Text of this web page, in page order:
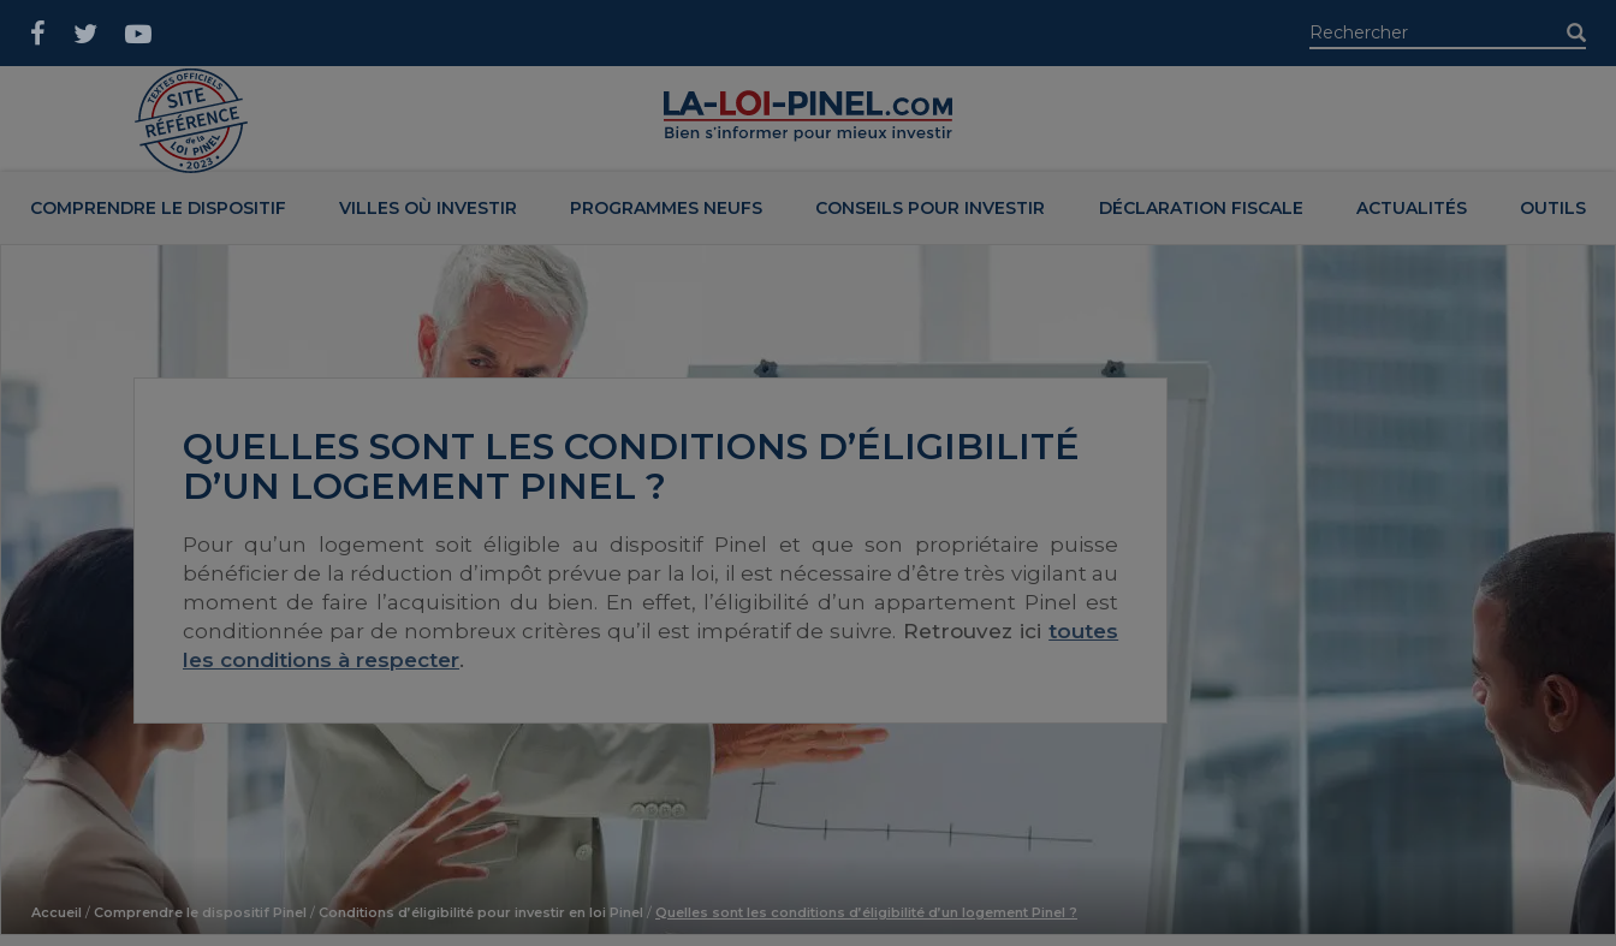
COMPRENDRE LE DISPOSITIF VILLES OÙ INVESTIR PROGRAMMES NEUFS CONSEILS POUR INVESTIR DÉCLARATION FISCALE ACTUALITÉS OUTILS
QUELLES SONT LES CONDITIONS D’ÉLIGIBILITÉ
D’UN LOGEMENT PINEL ?
Pour qu’un logement soit éligible au dispositif Pinel et que son propriétaire puisse
bénéficier de la réduction d’impôt prévue par la loi, il est nécessaire d’être très vigilant au
moment de faire l’acquisition du bien. En effet, l’éligibilité d’un appartement Pinel est
conditionnée par de nombreux critères qu’il est impératif de suivre. Retrouvez icitoutes
les conditions à respecter.
Accueil / Comprendre le dispositif Pinel / Conditions d’éligibilité pour investir en loi Pinel / Quelles sont les conditions d’éligibilité d’un logement Pinel ?